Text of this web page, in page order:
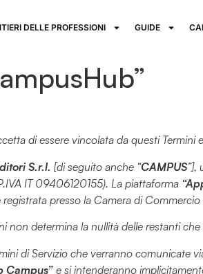
DELLE PROFESSIONI GUIDE
di essere vincolata da questi Termini
S.r.l. [di seguito anche “CAMPUS”],
IT 09406120155). La piattaforma
presso la Camera di
non determina la nullità delle restanti
di Servizio che verranno comunicate
Campus”e si intenderanno